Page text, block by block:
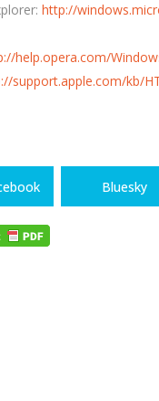
http://
help.opera.com/
support.apple.com/kb/
Bluesky